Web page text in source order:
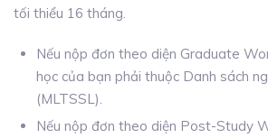
tối thiểu 16 tháng.
Nếu nộp đơn theo diện Graduate
học của bạn phải thuộc Danh sách
(MLTSSL).
Nếu nộp đơn theo diện Post-Study